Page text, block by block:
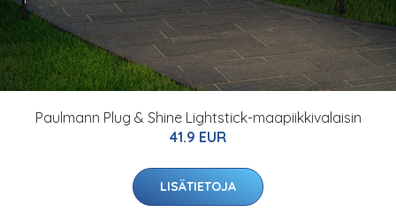
Paulmann Plug & Shine Lightstick-maapiikkivalaisin
41.9 EUR
LISÄTIETOJA